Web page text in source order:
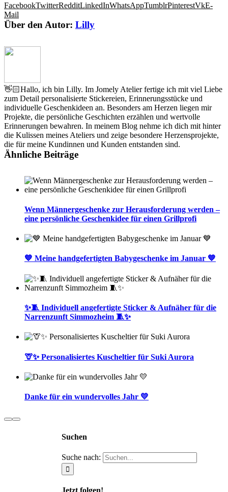
FacebookTwitterRedditLinkedInWhatsAppTumblrPinterestVkE-
Mail
Über den Autor: Lilly
👋🏻Hallo, ich bin Lilly. Im Jomely Atelier fertige ich mit viel Liebe
zum Detail personalisierte Stickereien, Erinnerungsstücke und
individuelle Geschenkideen an. Besonders am Herzen liegen mir
Projekte, die persönliche Geschichten erzählen und wertvolle
Erinnerungen bewahren. In meinem Blog nehme ich dich mit hinter
die Kulissen meines Ateliers und zeige besondere Herzensprojekte,
die für meine Kundinnen und Kunden entstanden sind.
Ähnliche Beiträge
Wenn Männergeschenke zur Herausforderung werden –
eine persönliche Geschenkidee für einen Grillprofi
💙 Meine handgefertigten Babygeschenke im Januar 💙
✨🧵 Individuell angefertigte Sticker & Aufnäher für die
Narrenzunft Simmozheim 🧵✨
🦒✨ Personalisiertes Kuscheltier für Suki Aurora
Danke für ein wundervolles Jahr 💛
Suchen
Suche nach: